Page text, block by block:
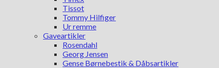
Tissot
Tommy Hilfiger
Ur remme
Gaveartikler
Rosendahl
Georg Jensen
Gense Børnebestik & Dåbsartikler